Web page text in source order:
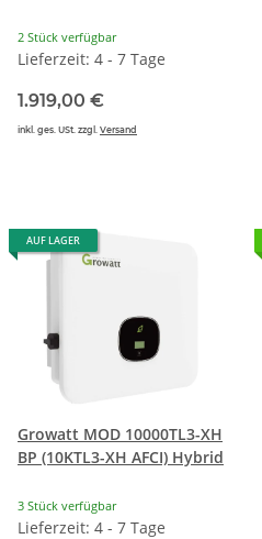
2 Stück verfügbar
Lieferzeit: 4 - 7 Tage
1.919,00 €
inkl. ges. USt. zzgl. Versand
AUF LAGER
Growatt MOD 10000TL3-XH
BP (10KTL3-XH AFCI) Hybrid
3 Stück verfügbar
Lieferzeit: 4 - 7 Tage